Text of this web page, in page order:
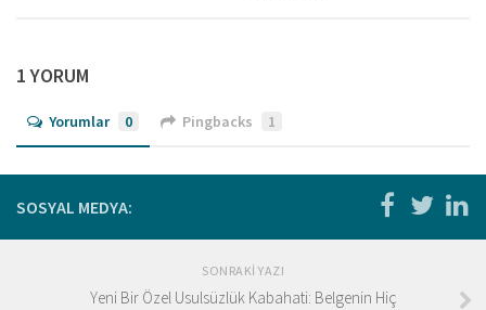
1 YORUM
Yorumlar 0 Pingbacks 1
SOSYAL MEDYA:
SONRAKI YAZI
Yeni Bir Özel Usulsüzlük Kabahati: Belgenin Hiç